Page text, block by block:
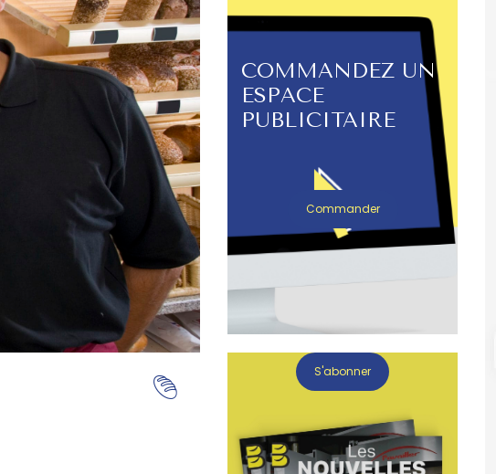
COMMANDEZ UN
ESPACE
PUBLICITAIRE
Commander
S'abonner